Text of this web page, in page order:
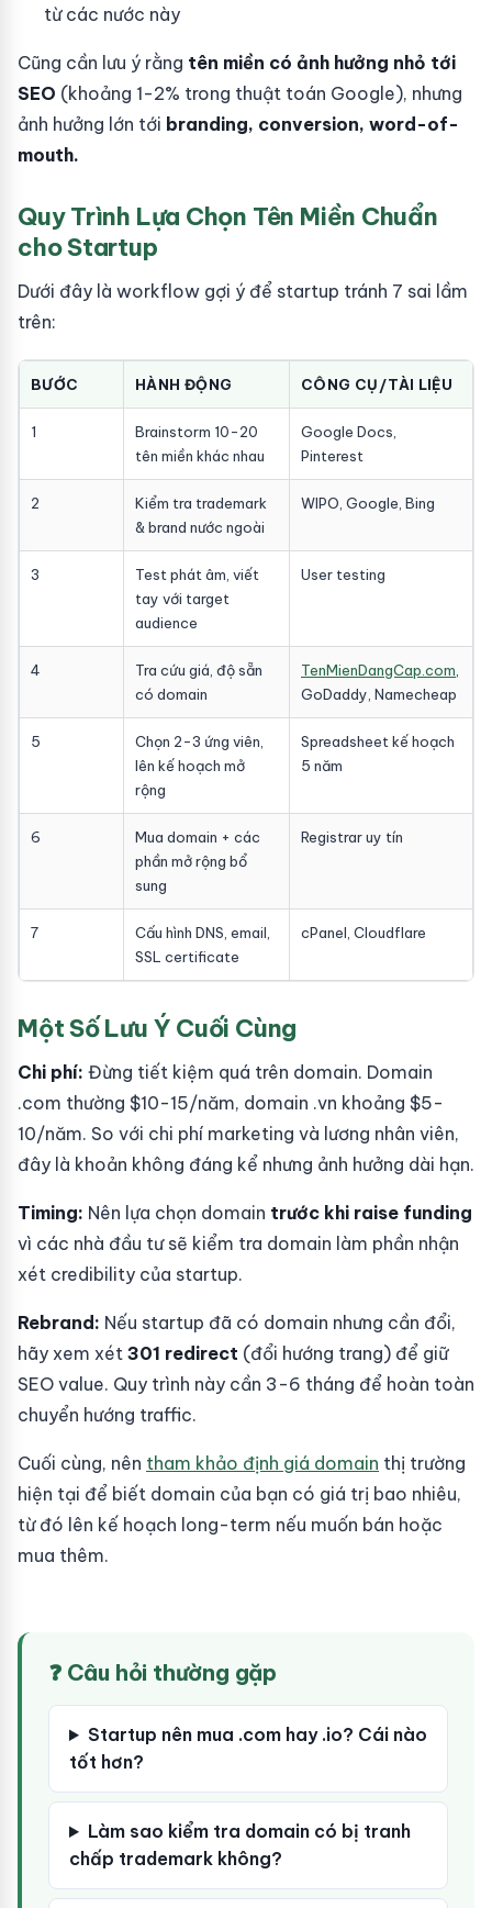
từ các nước này
Cũng cần lưu ý rằng tên miền có ảnh hưởng nhỏ tới
SEO (khoảng 1-2% trong thuật toán Google), nhưng
ảnh hưởng lớn tới branding, conversion, word-of-
mouth.
Quy Trình Lựa Chọn Tên Miền Chuẩn
cho Startup
Dưới đây là workflow gợi ý để startup tránh 7 sai lầm
trên:
BƯỚC HÀNH ĐỘNG CÔNG CỤ/TÀI LIỆU
1
Brainstorm 10-20
tên miền khác nhau
Google Docs,
Pinterest
2
Kiểm tra trademark
& brand nước ngoài
WIPO, Google, Bing
3
Test phát âm, viết
tay với target
audience
User testing
4
Tra cứu giá, độ sẵn
có domain
TenMienDangCap.com
GoDaddy, Namecheap
5
Chọn 2-3 ứng viên,
lên kế hoạch mở
rộng
Spreadsheet kế hoạch
5 năm
6
Mua domain + các
phần mở rộng bổ
sung
Registrar uy tín
7
Cấu hình DNS, email,
SSL certificate
cPanel, Cloudflare
Một Số Lưu Ý Cuối Cùng
Chi phí: Đừng tiết kiệm quá trên domain. Domain
.com thường $10-15/năm, domain .vn khoảng $5-
10/năm. So với chi phí marketing và lương nhân viên,
đây là khoản không đáng kể nhưng ảnh hưởng dài hạn.
Timing: Nên lựa chọn domain trước khi raise funding
vì các nhà đầu tư sẽ kiểm tra domain làm phần nhận
xét credibility của startup.
Rebrand: Nếu startup đã có domain nhưng cần đổi,
hãy xem xét 301 redirect (đổi hướng trang) để giữ
SEO value. Quy trình này cần 3-6 tháng để hoàn toàn
chuyển hướng traffic.
Cuối cùng, nên tham khảo định giá domain thị trường
hiện tại để biết domain của bạn có giá trị bao nhiêu,
từ đó lên kế hoạch long-term nếu muốn bán hoặc
mua thêm.
❓ Câu hỏi thường gặp
Startup nên mua .com hay .io? Cái nào
tốt hơn?
Làm sao kiểm tra domain có bị tranh
chấp trademark không?